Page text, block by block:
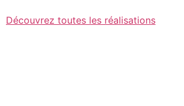
Découvrez toutes les réalisations